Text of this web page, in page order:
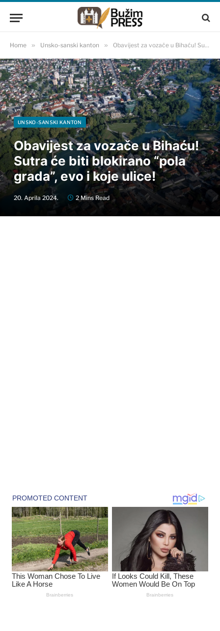
Home » Unsko-sanski kanton » Obavijest za vozače u Bihaću! Sutra će biti blokirano “pola grada”, evo i koje ulice!
UNSKO-SANSKI KANTON
Obavijest za vozače u Bihaću!
Sutra će biti blokirano “pola
grada”, evo i koje ulice!
20. Aprila 2024. 2 Mins Read